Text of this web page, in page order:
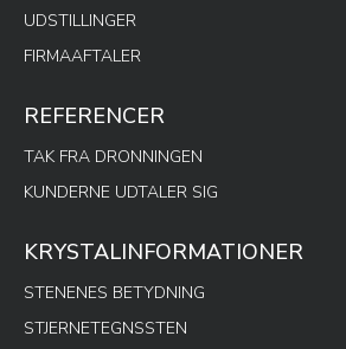
UDSTILLINGER
FIRMAAFTALER
REFERENCER
TAK FRA DRONNINGEN
KUNDERNE UDTALER SIG
KRYSTALINFORMATIONER
STENENES BETYDNING
STJERNETEGNSSTEN